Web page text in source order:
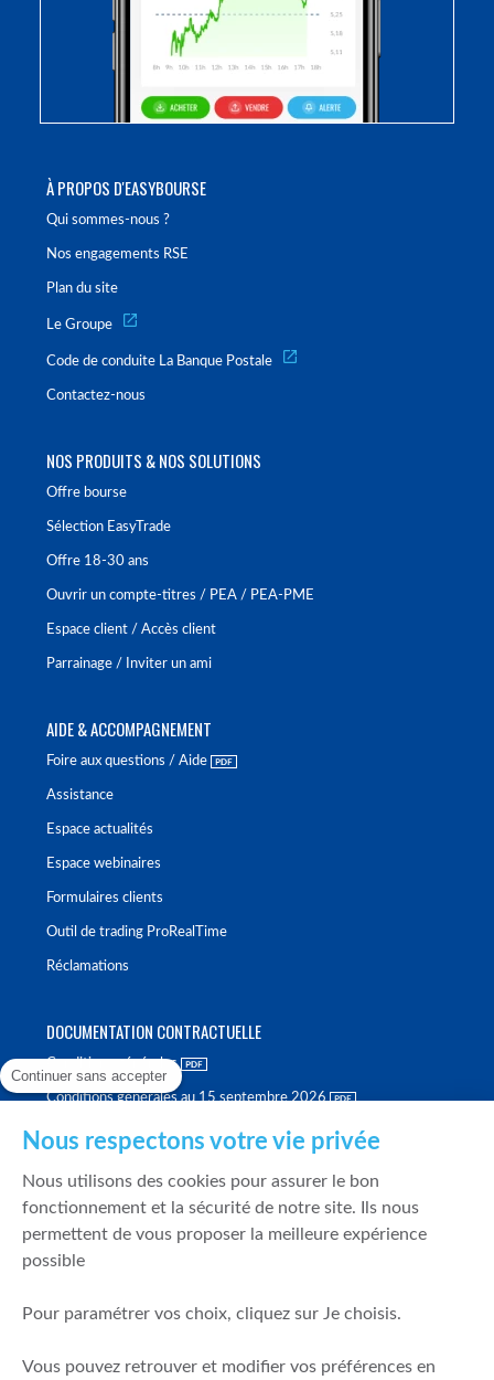
À PROPOS D'EASYBOURSE
Qui sommes-nous ?
Nos engagements RSE
Plan du site
Le Groupe
Code de conduite La Banque Postale
Contactez-nous
NOS PRODUITS & NOS SOLUTIONS
Offre bourse
Sélection EasyTrade
Offre 18-30 ans
Ouvrir un compte-titres / PEA / PEA-PME
Espace client / Accès client
Parrainage / Inviter un ami
AIDE & ACCOMPAGNEMENT
Foire aux questions / Aide
Assistance
Espace actualités
Espace webinaires
Formulaires clients
Outil de trading ProRealTime
Réclamations
DOCUMENTATION CONTRACTUELLE
Conditions générales
Conditions générales au 15 septembre 2026
Politique de meilleure sélection
Politique de durabilité
Fonds de garantie des dépôts et de résolution
Mentions légales
Continuer sans accepter
Nous respectons votre vie privée
Nous utilisons des cookies pour assurer le bon
fonctionnement et la sécurité de notre site. Ils nous
permettent de vous proposer la meilleure expérience
possible
Pour paramétrer vos choix, cliquez sur Je choisis.
Vous pouvez retrouver et modifier vos préférences en